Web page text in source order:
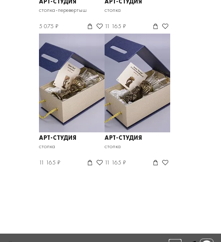
стопка-перевертыш
5 075 ₽
стопка
11 165 ₽
АРТ-СТУДИЯ
стопка
11 165 ₽
АРТ-СТУДИЯ
стопка
11 165 ₽